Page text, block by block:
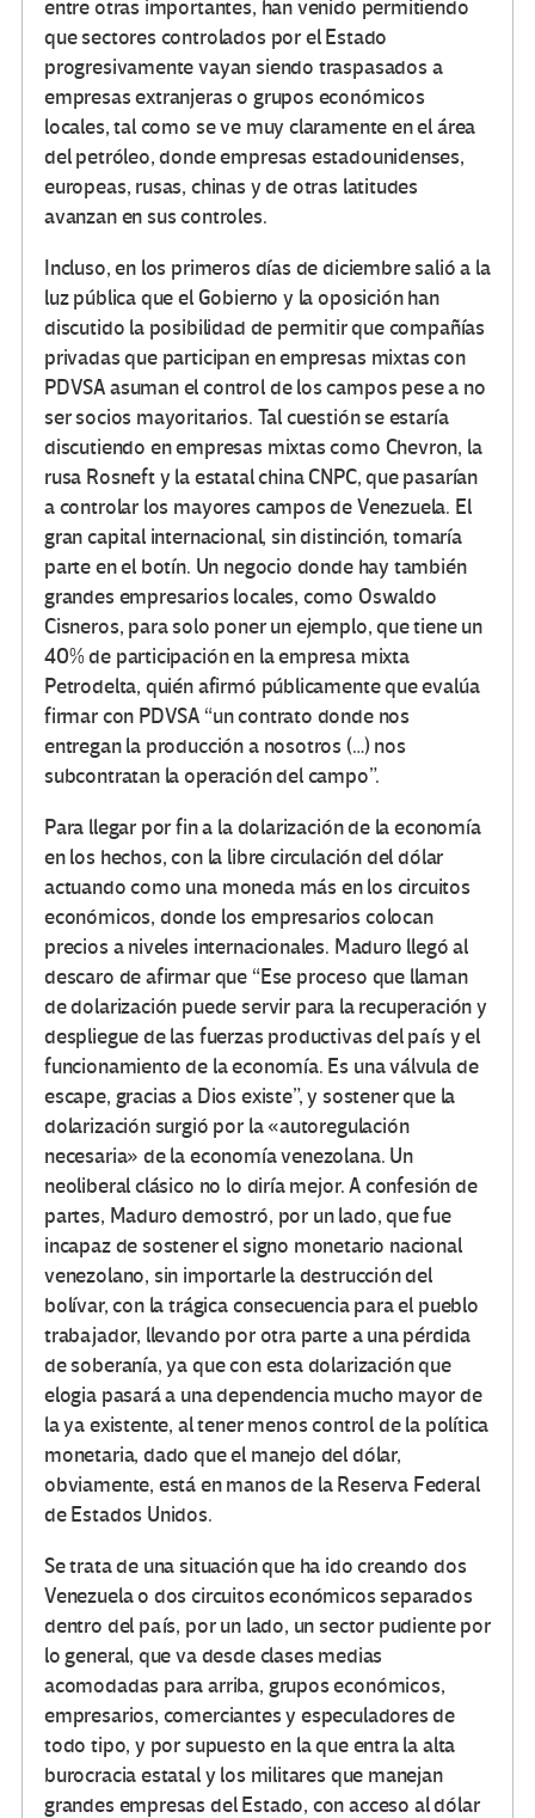
entre otras importantes, han venido permitiendo
que sectores controlados por el Estado
progresivamente vayan siendo traspasados a
empresas extranjeras o grupos económicos
locales, tal como se ve muy claramente en el área
del petróleo, donde empresas estadounidenses,
europeas, rusas, chinas y de otras latitudes
avanzan en sus controles.
Incluso, en los primeros días de diciembre salió a la
luz pública que el Gobierno y la oposición han
discutido la posibilidad de permitir que compañías
privadas que participan en empresas mixtas con
PDVSA asuman el control de los campos pese a no
ser socios mayoritarios. Tal cuestión se estaría
discutiendo en empresas mixtas como Chevron, la
rusa Rosneft y la estatal china CNPC, que pasarían
a controlar los mayores campos de Venezuela. El
gran capital internacional, sin distinción, tomaría
parte en el botín. Un negocio donde hay también
grandes empresarios locales, como Oswaldo
Cisneros, para solo poner un ejemplo, que tiene un
40% de participación en la empresa mixta
Petrodelta, quién afirmó públicamente que evalúa
firmar con PDVSA “un contrato donde nos
entregan la producción a nosotros (…) nos
subcontratan la operación del campo”.
Para llegar por fin a la dolarización de la economía
en los hechos, con la libre circulación del dólar
actuando como una moneda más en los circuitos
económicos, donde los empresarios colocan
precios a niveles internacionales. Maduro llegó al
descaro de afirmar que “Ese proceso que llaman
de dolarización puede servir para la recuperación y
despliegue de las fuerzas productivas del país y el
funcionamiento de la economía. Es una válvula de
escape, gracias a Dios existe”, y sostener que la
dolarización surgió por la «autoregulación
necesaria» de la economía venezolana. Un
neoliberal clásico no lo diría mejor. A confesión de
partes, Maduro demostró, por un lado, que fue
incapaz de sostener el signo monetario nacional
venezolano, sin importarle la destrucción del
bolívar, con la trágica consecuencia para el pueblo
trabajador, llevando por otra parte a una pérdida
de soberanía, ya que con esta dolarización que
elogia pasará a una dependencia mucho mayor de
la ya existente, al tener menos control de la política
monetaria, dado que el manejo del dólar,
obviamente, está en manos de la Reserva Federal
de Estados Unidos.
Se trata de una situación que ha ido creando dos
Venezuela o dos circuitos económicos separados
dentro del país, por un lado, un sector pudiente por
lo general, que va desde clases medias
acomodadas para arriba, grupos económicos,
empresarios, comerciantes y especuladores de
todo tipo, y por supuesto en la que entra la alta
burocracia estatal y los militares que manejan
grandes empresas del Estado, con acceso al dólar